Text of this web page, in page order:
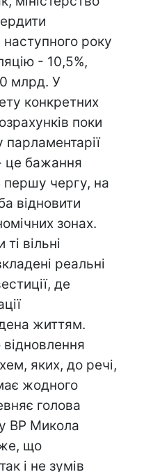
наступного року
- 10,5%,
млрд. У
конкретних
поки
це бажання
чергу, на
відновити
зонах.
вільні
реальні
де
життям.
яких, до речі,
жодного
голова
ВР Микола
що
і не зумів